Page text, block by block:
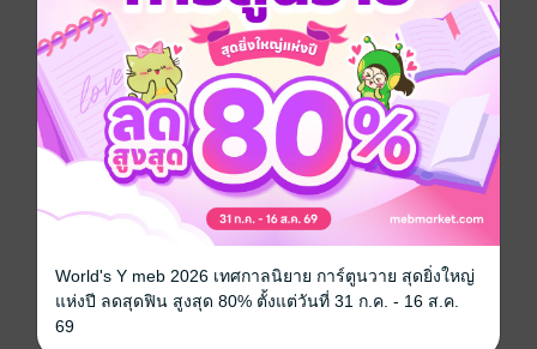
- จากการพูดคุยกับเจ้าหน้าที่ ISO (International
Organization for Standardization)
ที่เข้ามาตรวจสอบ
- จากการสอบถาม Audit หลาย ๆ ทีมที่เข้ามาตรวจเช็ค
- จากการไปเข้าคอร์สอบรมที่บริษัทสนับสนุน
- และที่สำคัญได้จากประสบการณ์ตรงที่ครูได้ลงมือทำ
สะสมมากว่า 20 ปี
หนังสือเล่มนี้คุณจะได้เรียนรู้เรื่องอะไร
- การบริหารงานจัดซื้อ
- การทำ Action plan
- การทำงานของฟอร์มจัดซื้อทั้ง 15 ฟอร์ม
World's Y meb 2026 เทศกาลนิยาย การ์ตูนวาย สุดยิ่งใหญ่
แห่งปี ลดสุดฟิน สูงสุด 80% ตั้งแต่วันที่ 31 ก.ค. - 16 ส.ค.
69